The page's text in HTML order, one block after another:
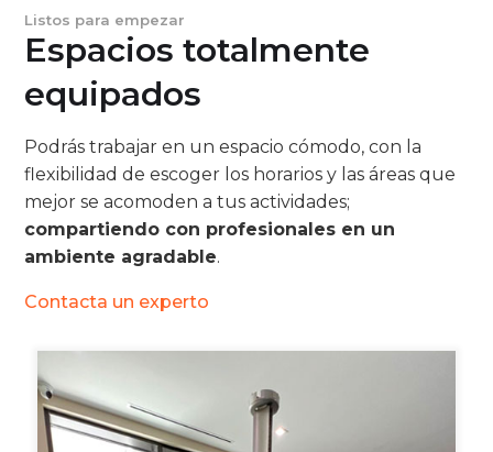
Listos para empezar
Espacios totalmente
equipados
Podrás trabajar en un espacio cómodo, con la
flexibilidad de escoger los horarios y las áreas que
mejor se acomoden a tus actividades;
compartiendo con profesionales en un
ambiente agradable.
Contacta un experto